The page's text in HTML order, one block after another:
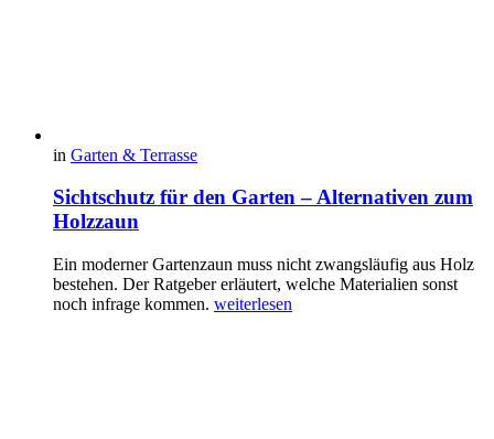
in Garten & Terrasse
Sichtschutz für den Garten – Alternativen zum
Holzzaun
Ein moderner Gartenzaun muss nicht zwangsläufig aus Holz
bestehen. Der Ratgeber erläutert, welche Materialien sonst
noch infrage kommen. weiterlesen